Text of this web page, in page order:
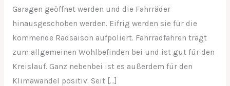
Garagen geöffnet werden und die Fahrräder
hinausgeschoben werden. Eifrig werden sie für die
kommende Radsaison aufpoliert. Fahrradfahren trägt
zum allgemeinen Wohlbefinden bei und ist gut für den
Kreislauf. Ganz nebenbei ist es außerdem für den
Klimawandel positiv. Seit […]